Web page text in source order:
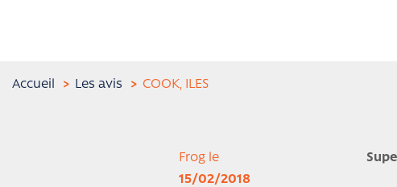
Accueil Les avis COOK, ILES
Frog le
15/02/2018